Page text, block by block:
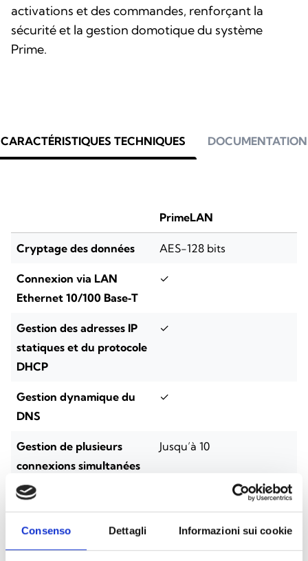
Consenso Dettagli Informazioni sui cookie
activations et des commandes, renforçant la
sécurité et la gestion domotique du système
Prime.
CARACTÉRISTIQUES TECHNIQUES DOCUMENTATION
PrimeLAN
Cryptage des données AES-128 bits
Connexion via LAN
Ethernet 10/100 Base‑T
✓
Gestion des adresses IP
statiques et du protocole
DHCP
✓
Gestion dynamique du
DNS
✓
Gestion de plusieurs
connexions simultanées
Jusqu’à 10
Communicateur
numérique avec protocole
SIA‑IP pour les centres de
surveillance